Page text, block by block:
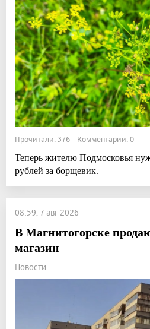
Прочитали: 376 Комментарии: 0
Теперь жителю Подмосковья
рублей за борщевик.
08:59, 7 авг 2026
В Магнитогорске
магазин
Новости